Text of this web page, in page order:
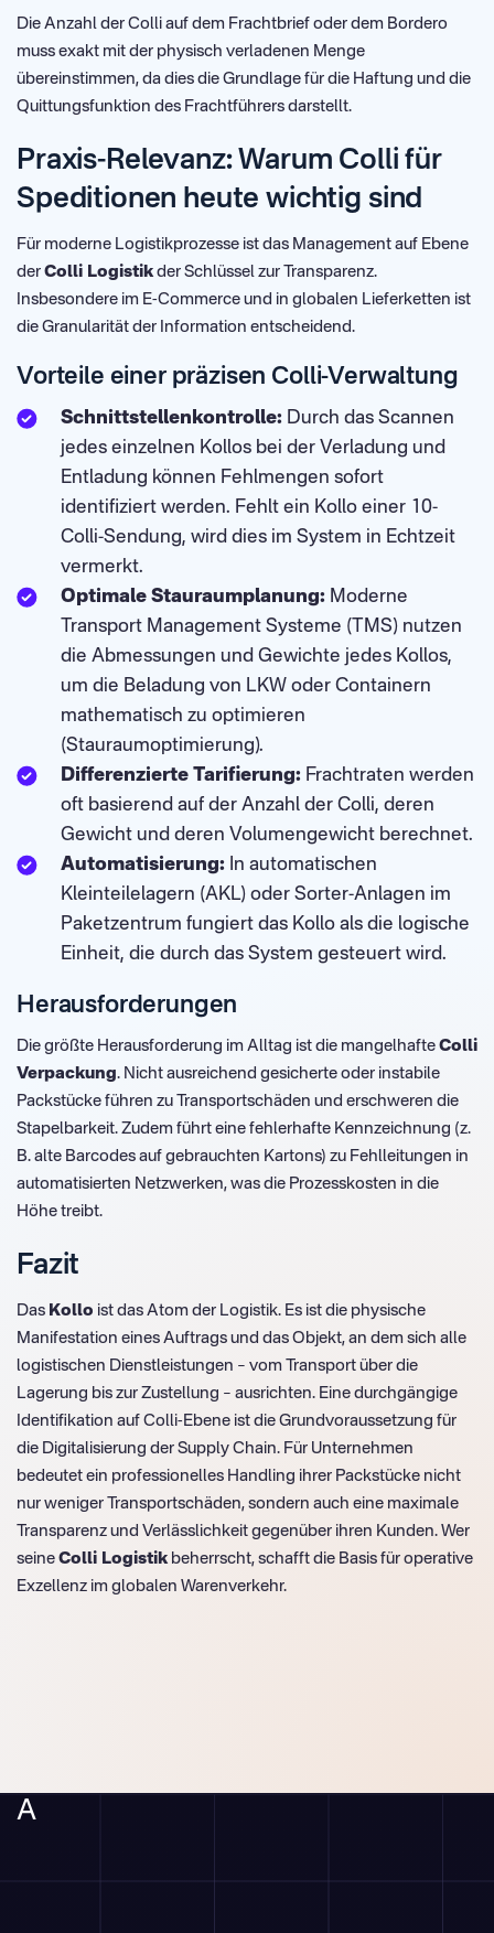
Die Anzahl der Colli auf dem Frachtbrief oder dem Bordero
muss exakt mit der physisch verladenen Menge
übereinstimmen, da dies die Grundlage für die Haftung und die
Quittungsfunktion des Frachtführers darstellt.
Praxis-Relevanz: Warum Colli für
Speditionen heute wichtig sind
Für moderne Logistikprozesse ist das Management auf Ebene
der Colli Logistik der Schlüssel zur Transparenz.
Insbesondere im E-Commerce und in globalen Lieferketten ist
die Granularität der Information entscheidend.
Vorteile einer präzisen Colli-Verwaltung
Schnittstellenkontrolle: Durch das Scannen
jedes einzelnen Kollos bei der Verladung und
Entladung können Fehlmengen sofort
identifiziert werden. Fehlt ein Kollo einer 10-
Colli-Sendung, wird dies im System in Echtzeit
vermerkt.
Optimale Stauraumplanung: Moderne
Transport Management Systeme (TMS) nutzen
die Abmessungen und Gewichte jedes Kollos,
um die Beladung von LKW oder Containern
mathematisch zu optimieren
(Stauraumoptimierung).
Differenzierte Tarifierung: Frachtraten werden
oft basierend auf der Anzahl der Colli, deren
Gewicht und deren Volumengewicht berechnet.
Automatisierung: In automatischen
Kleinteilelagern (AKL) oder Sorter-Anlagen im
Paketzentrum fungiert das Kollo als die logische
Einheit, die durch das System gesteuert wird.
Herausforderungen
Die größte Herausforderung im Alltag ist die mangelhafte Colli
Verpackung. Nicht ausreichend gesicherte oder instabile
Packstücke führen zu Transportschäden und erschweren die
Stapelbarkeit. Zudem führt eine fehlerhafte Kennzeichnung (z.
B. alte Barcodes auf gebrauchten Kartons) zu Fehlleitungen in
automatisierten Netzwerken, was die Prozesskosten in die
Höhe treibt.
Fazit
Das Kollo ist das Atom der Logistik. Es ist die physische
Manifestation eines Auftrags und das Objekt, an dem sich alle
logistischen Dienstleistungen – vom Transport über die
Lagerung bis zur Zustellung – ausrichten. Eine durchgängige
Identifikation auf Colli-Ebene ist die Grundvoraussetzung für
die Digitalisierung der Supply Chain. Für Unternehmen
bedeutet ein professionelles Handling ihrer Packstücke nicht
nur weniger Transportschäden, sondern auch eine maximale
Transparenz und Verlässlichkeit gegenüber ihren Kunden. Wer
seine Colli Logistik beherrscht, schafft die Basis für operative
Exzellenz im globalen Warenverkehr.
A